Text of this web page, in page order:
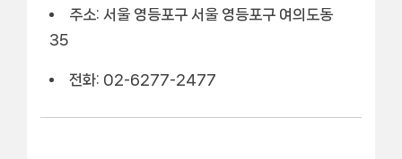
주소: 서울 영등포구 서울 영등포구 여의도동
35
전화: 02-6277-2477